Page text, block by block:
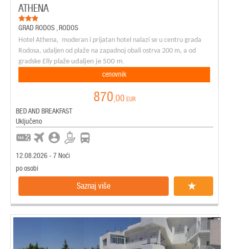
ATHENA
GRAD RODOS ,RODOS
Hotel Athena, moderan i prijatan hotel nalazi se u centru grada
Rodosa, udaljen od plaže na zapadnoj obali ostrva 200 m, a od
gradske Elly plaže udaljen je 500 m.
cenovnik
870,00 EUR
BED AND BREAKFAST
Uključeno
12.08.2026 - 7 Noći
po osobi
Saznaj više